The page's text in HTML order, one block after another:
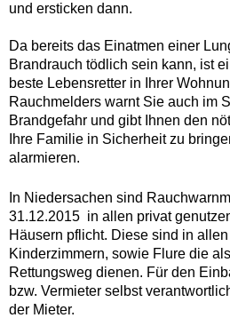
und ersticken dann.
Da bereits das Einatmen einer
Brandrauch tödlich sein kann, ist
beste Lebensretter in Ihrer
Rauchmelders warnt Sie auch im
Brandgefahr und gibt Ihnen den
Ihre Familie in Sicherheit zu
alarmieren.
In Niedersachen sind
31.12.2015 in allen privat
Häusern pflicht. Diese sind in
Kinderzimmern, sowie Flure die
Rettungsweg dienen. Für den
bzw. Vermieter selbst
der Mieter.